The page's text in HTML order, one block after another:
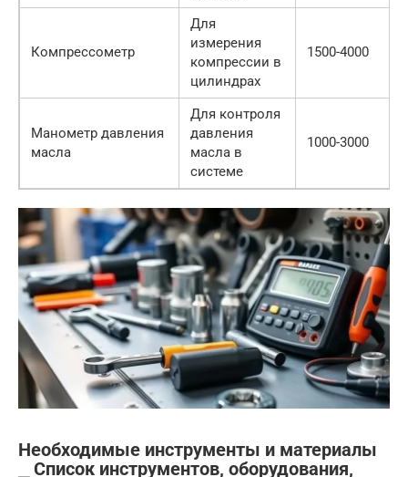
Компрессометр
Для
измерения
компрессии в
цилиндрах
1500-4000
Манометр давления
масла
Для контроля
давления
масла в
системе
1000-3000
Необходимые инструменты и материалы
⎯ Список инструментов, оборудования,